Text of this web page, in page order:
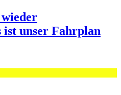
ist unser Fahrplan